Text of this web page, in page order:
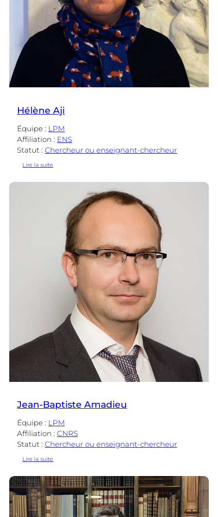
Hélène Aji
Équipe : LPM
Affiliation : ENS
Statut :Chercheur ou enseignant-chercheur
Lire la suite
Jean-Baptiste Amadieu
Équipe : LPM
Affiliation :CNRS
Statut :Chercheur ou enseignant-chercheur
Lire la suite
Amadieu